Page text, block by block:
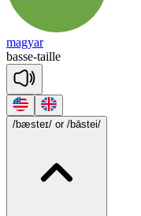
magyar
basse-taille
/bæsteɪ/ or /bāstei/